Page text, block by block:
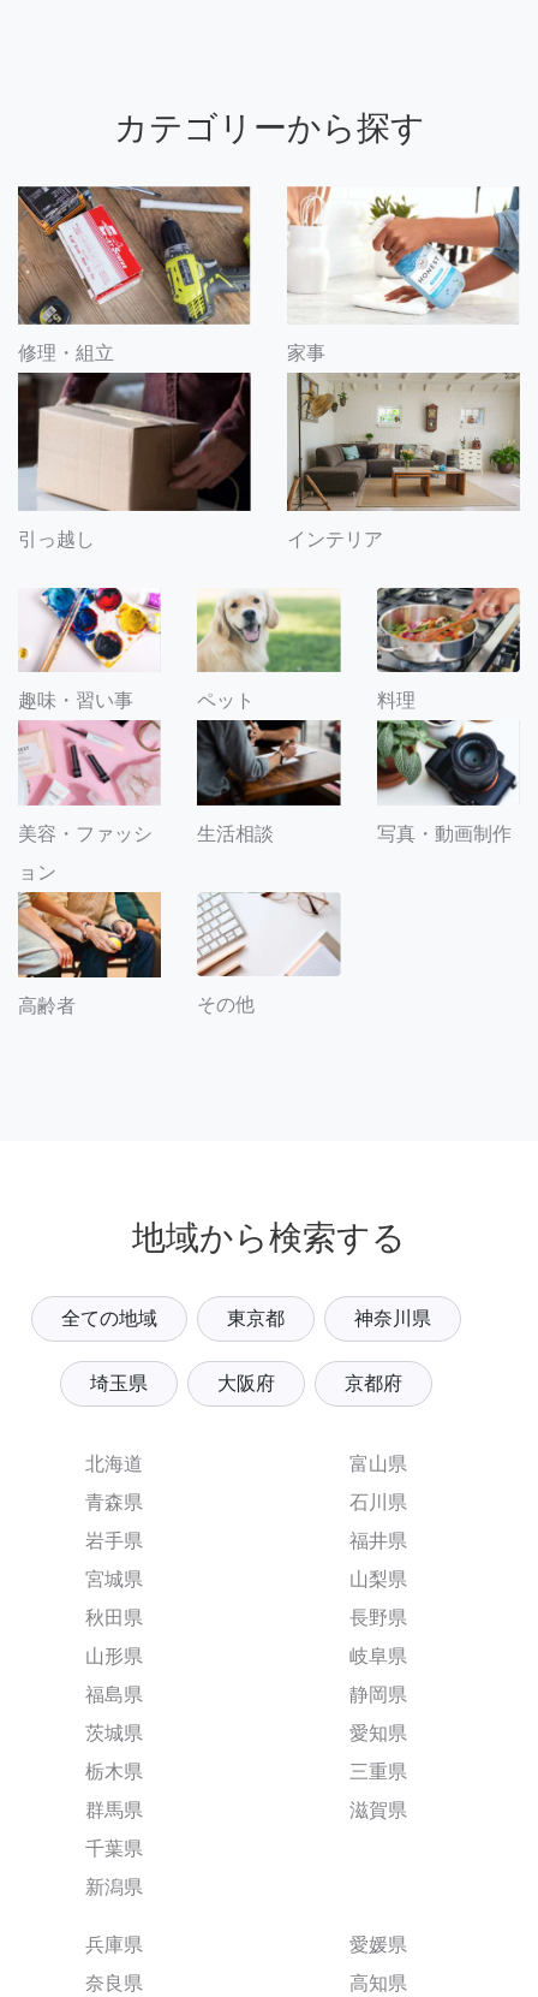
カテゴリーから探す
修理・組立 家事
引っ越し インテリア
趣味・習い事 ペット 料理
美容・ファッシ
ョン
生活相談 写真・動画制作
高齢者 その他
地域から検索する
全ての地域 東京都 神奈川県
埼玉県 大阪府 京都府
北海道
青森県
岩手県
宮城県
秋田県
山形県
福島県
茨城県
栃木県
群馬県
千葉県
新潟県
富山県
石川県
福井県
山梨県
長野県
岐阜県
静岡県
愛知県
三重県
滋賀県
兵庫県
奈良県
愛媛県
高知県